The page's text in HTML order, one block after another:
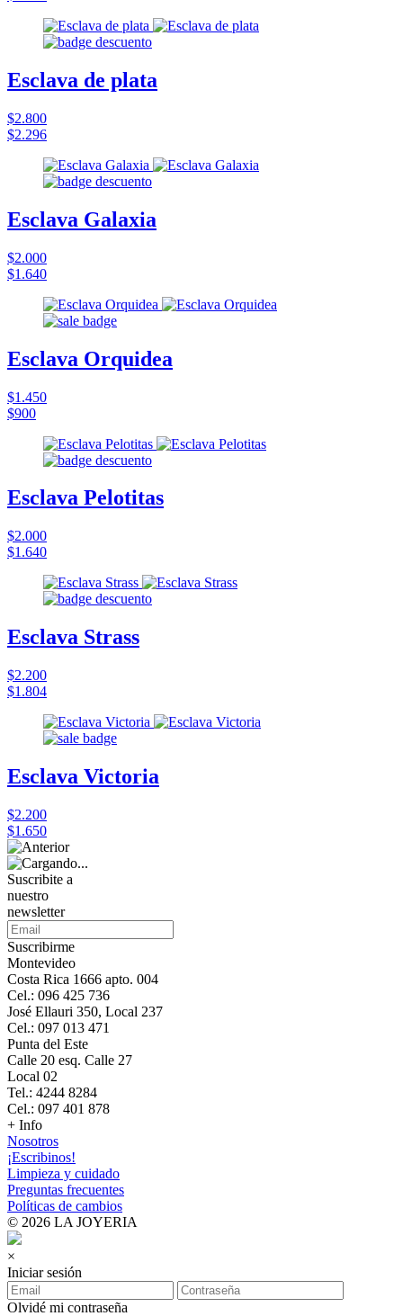
Esclava de plata
$2.800
$2.296
Esclava Galaxia
$2.000
$1.640
Esclava Orquidea
$1.450
$900
Esclava Pelotitas
$2.000
$1.640
Esclava Strass
$2.200
$1.804
Esclava Victoria
$2.200
$1.650
Suscribite a
nuestro
newsletter
Suscribirme
Montevideo
Costa Rica 1666 apto. 004
Cel.: 096 425 736
José Ellauri 350, Local 237
Cel.: 097 013 471
Punta del Este
Calle 20 esq. Calle 27
Local 02
Tel.: 4244 8284
Cel.: 097 401 878
+ Info
Nosotros
¡Escribinos!
Limpieza y cuidado
Preguntas frecuentes
Políticas de cambios
© 2026 LA JOYERIA
×
Iniciar sesión
Olvidé mi contraseña